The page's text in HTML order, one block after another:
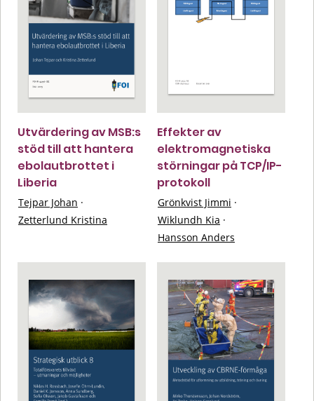
Utvärdering av MSB:s
stöd till att hantera
ebolautbrottet i
Liberia
Tejpar Johan ·
Zetterlund Kristina
Effekter av
elektromagnetiska
störningar på TCP/IP-
protokoll
Grönkvist Jimmi ·
Wiklundh Kia ·
Hansson Anders